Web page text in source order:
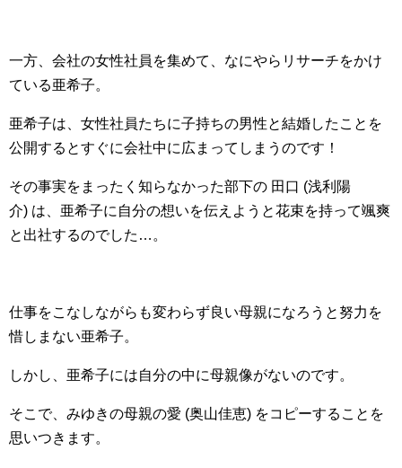
一方、会社の女性社員を集めて、なにやらリサーチをかけ
ている亜希子。
亜希子は、女性社員たちに子持ちの男性と結婚したことを
公開するとすぐに会社中に広まってしまうのです！
その事実をまったく知らなかった部下の 田口 (浅利陽
介) は、亜希子に自分の想いを伝えようと花束を持って颯爽
と出社するのでした…。
仕事をこなしながらも変わらず良い母親になろうと努力を
惜しまない亜希子。
しかし、亜希子には自分の中に母親像がないのです。
そこで、みゆきの母親の愛 (奥山佳恵) をコピーすることを
思いつきます。